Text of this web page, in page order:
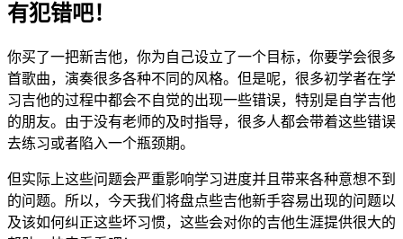
有犯错吧！
你买了一把新吉他，你为自己设立了一个目标，你要学会很多
首歌曲，演奏很多各种不同的风格。但是呢，很多初学者在学
习吉他的过程中都会不自觉的出现一些错误，特别是自学吉他
的朋友。由于没有老师的及时指导，很多人都会带着这些错误
去练习或者陷入一个瓶颈期。
但实际上这些问题会严重影响学习进度并且带来各种意想不到
的问题。所以，今天我们将盘点些吉他新手容易出现的问题以
及该如何纠正这些坏习惯，这些会对你的吉他生涯提供很大的